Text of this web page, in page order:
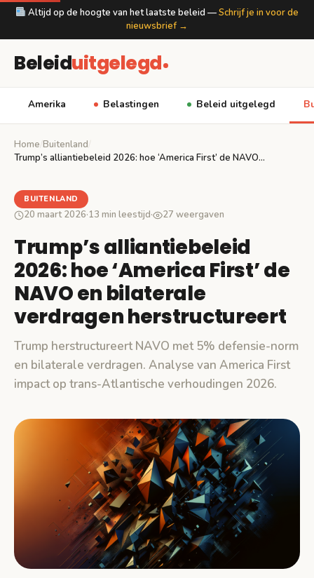
Altijd op de hoogte van het laatste beleid —Schrijf je in voor de
nieuwsbrief →
Beleiduitgelegd
Amerika Belastingen Beleid uitgelegd
Home Buitenland
Trump’s alliantiebeleid 2026: hoe ‘America First’ de NAVO…
BUITENLAND
20 maart 2026·13 min leestijd· 27 weergaven
Trump’s alliantiebeleid
2026: hoe ‘America First’ de
NAVO en bilaterale
verdragen herstructureert
Trump herstructureert NAVO met 5% defensie-norm
en bilaterale verdragen. Analyse van America First
impact op trans-Atlantische verhoudingen 2026.